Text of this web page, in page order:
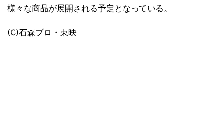
様々な商品が展開される予定となっている。
(C)石森プロ・東映